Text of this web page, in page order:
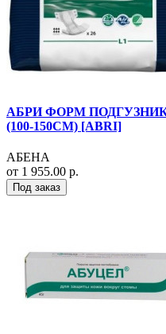
АБРИ ФОРМ
(100-150СМ) [ABRI]
АБЕНА
от 1 955.00 р.
Под заказ